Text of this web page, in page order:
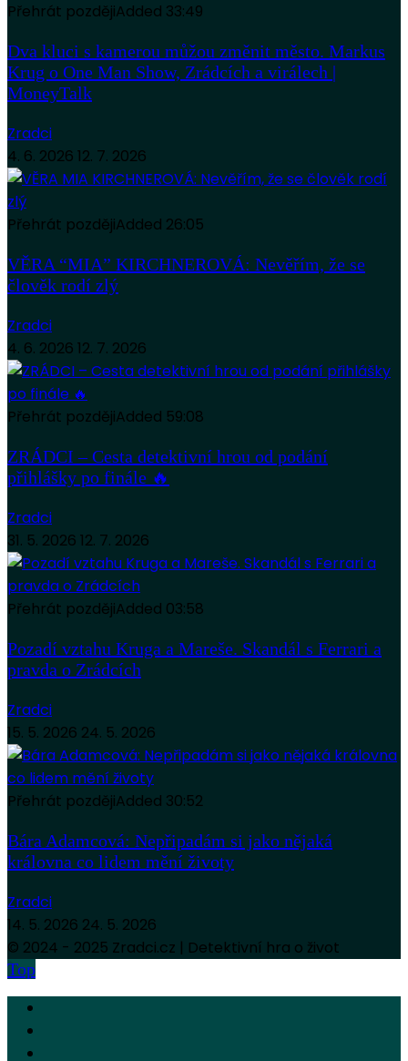
Přehrát pozdějiAdded 33:49
Dva kluci s kamerou můžou změnit město. Markus
Krug o One Man Show, Zrádcích a virálech |
MoneyTalk
Zradci
4. 6. 2026 12. 7. 2026
Přehrát pozdějiAdded 26:05
VĚRA “MIA” KIRCHNEROVÁ: Nevěřím, že se
člověk rodí zlý
Zradci
4. 6. 2026 12. 7. 2026
Přehrát pozdějiAdded 59:08
ZRÁDCI – Cesta detektivní hrou od podání
přihlášky po finále 🔥
Zradci
31. 5. 2026 12. 7. 2026
Přehrát pozdějiAdded 03:58
Pozadí vztahu Kruga a Mareše. Skandál s Ferrari a
pravda o Zrádcích
Zradci
15. 5. 2026 24. 5. 2026
Přehrát pozdějiAdded 30:52
Bára Adamcová: Nepřipadám si jako nějaká
královna co lidem mění životy
Zradci
14. 5. 2026 24. 5. 2026
© 2024 - 2025 Zradci.cz | Detektivní hra o život
Top